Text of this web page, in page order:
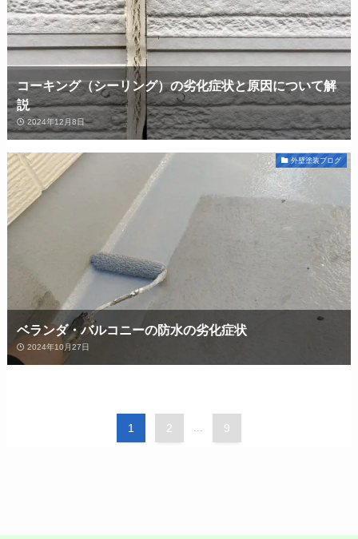
コーキング（シーリング）の劣化症状と原因について解
説
2024年12月8日
外壁塗装ブログ
ベランダ・バルコニーの防水の劣化症状
2024年10月27日
1 2 9